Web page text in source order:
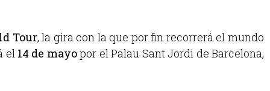
Tour, la gira con la que por fin recorrerá el mundo
el 14 de mayopor el Palau Sant Jordi de Barcelona,